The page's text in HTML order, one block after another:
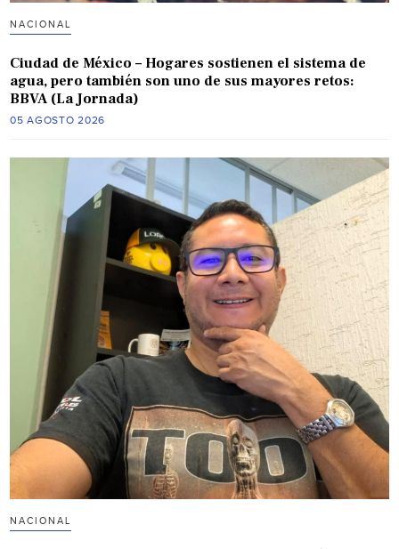
NACIONAL
Ciudad de México – Hogares sostienen el sistema de
agua, pero también son uno de sus mayores retos:
BBVA (La Jornada)
05 AGOSTO 2026
NACIONAL